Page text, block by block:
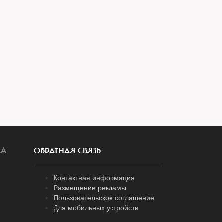
ОБРАТНАЯ СВЯЗЬ
Контактная информация
Размещение рекламы
Пользовательское соглашение
Для мобильных устройств